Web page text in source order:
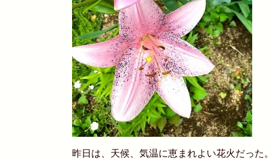
昨日は、天候、気温に恵まれよい花火だった